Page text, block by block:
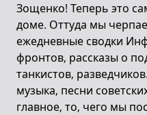
Зощенко! Теперь это
доме. Оттуда мы
ежедневные сводки
фронтов, рассказы о
танкистов,
музыка, песни
главное, то, чего мы